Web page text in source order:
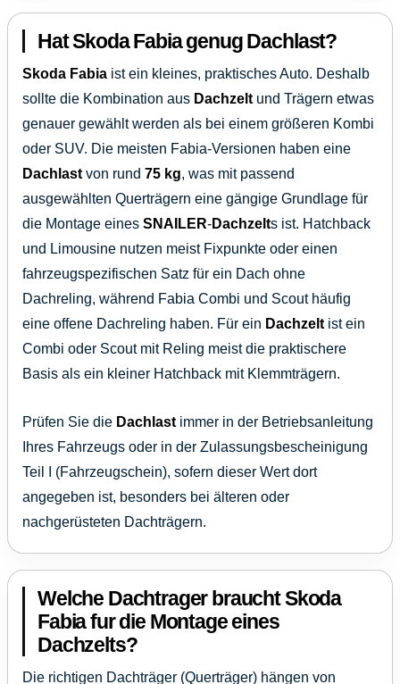
Hat Skoda Fabia genug Dachlast?
Skoda Fabia ist ein kleines, praktisches Auto. Deshalb
sollte die Kombination aus Dachzelt und Trägern etwas
genauer gewählt werden als bei einem größeren Kombi
oder SUV. Die meisten Fabia-Versionen haben eine
Dachlast von rund 75 kg, was mit passend
ausgewählten Querträgern eine gängige Grundlage für
die Montage eines SNAILER-Dachzelts ist. Hatchback
und Limousine nutzen meist Fixpunkte oder einen
fahrzeugspezifischen Satz für ein Dach ohne
Dachreling, während Fabia Combi und Scout häufig
eine offene Dachreling haben. Für ein Dachzelt ist ein
Combi oder Scout mit Reling meist die praktischere
Basis als ein kleiner Hatchback mit Klemmträgern.
Prüfen Sie die Dachlast immer in der Betriebsanleitung
Ihres Fahrzeugs oder in der Zulassungsbescheinigung
Teil I (Fahrzeugschein), sofern dieser Wert dort
angegeben ist, besonders bei älteren oder
nachgerüsteten Dachträgern.
Welche Dachtrager braucht Skoda
Fabia fur die Montage eines
Dachzelts?
Die richtigen Dachträger (Querträger) hängen von